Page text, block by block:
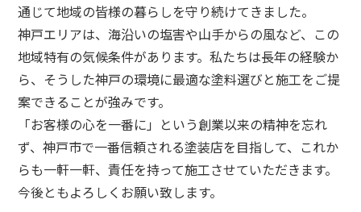
通じて地域の皆様の暮らしを守り続けてきました。
神戸エリアは、海沿いの塩害や山手からの風など、この
地域特有の気候条件があります。私たちは長年の経験か
ら、そうした神戸の環境に最適な塗料選びと施工をご提
案できることが強みです。
「お客様の心を一番に」という創業以来の精神を忘れ
ず、神戸市で一番信頼される塗装店を目指して、これか
らも一軒一軒、責任を持って施工させていただきます。
今後ともよろしくお願い致します。